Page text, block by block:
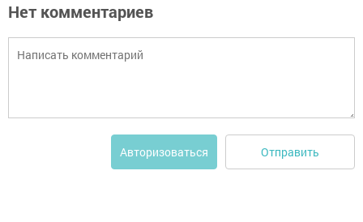
Нет комментариев
Авторизоваться Отправить